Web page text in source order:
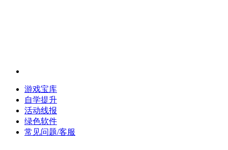
游戏宝库
自学提升
活动线报
绿色软件
常见问题/客服